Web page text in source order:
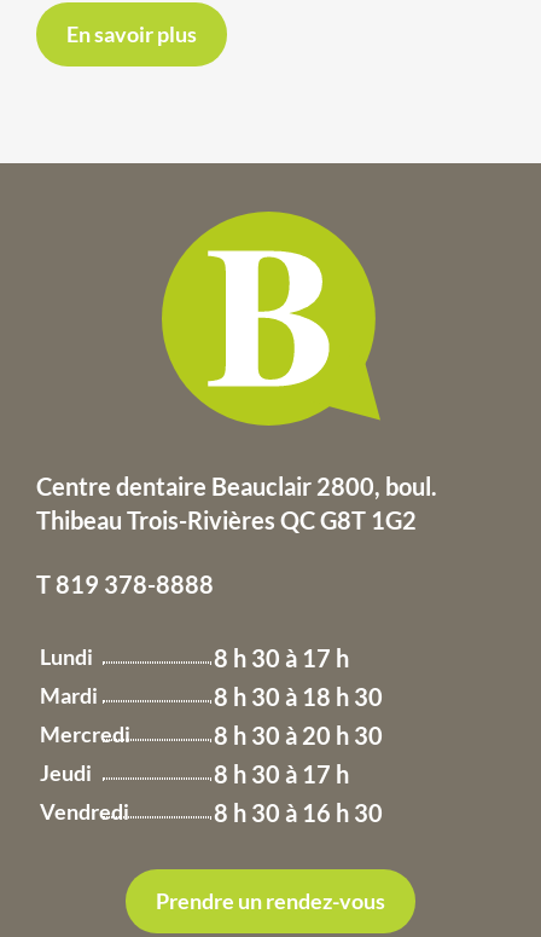
En savoir plus
Centre dentaire Beauclair 2800, boul.
Thibeau Trois-Rivières QC G8T 1G2
T819 378-8888
Lundi 8 h 30 à 17 h
Mardi 8 h 30 à 18 h 30
Mercredi 8 h 30 à 20 h 30
Jeudi 8 h 30 à 17 h
Vendredi 8 h 30 à 16 h 30
Prendre un rendez-vous